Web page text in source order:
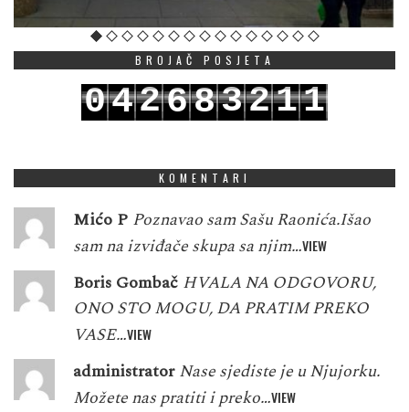
BROJAČ POSJETA
042683211
KOMENTARI
Mićo P Poznavao sam Sašu Raonića.Išao
sam na izviđače skupa sa njim…VIEW
Boris Gombač HVALA NA ODGOVORU,
ONO STO MOGU, DA PRATIM PREKO
VASE…VIEW
administrator Nase sjediste je u Njujorku.
Možete nas pratiti i preko…VIEW